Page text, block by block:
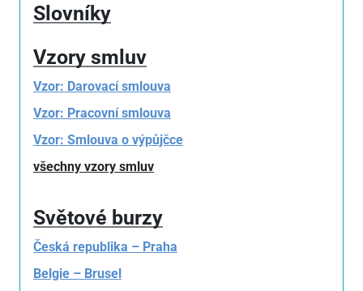
Slovníky
Vzory smluv
Vzor: Darovací smlouva
Vzor: Pracovní smlouva
Vzor: Smlouva o výpůjčce
všechny vzory smluv
Světové burzy
Česká republika – Praha
Belgie – Brusel